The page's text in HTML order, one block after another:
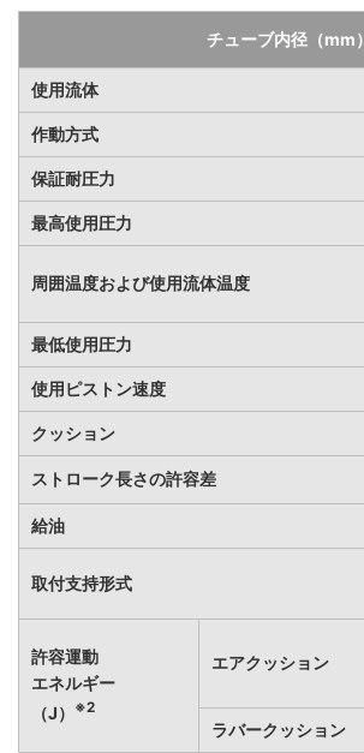
チューブ内径（mm）
使用流体
作動方式
保証耐圧力
最高使用圧力
周囲温度および使用流体温度
最低使用圧力
使用ピストン速度
クッション
ストローク長さの許容差
給油
取付支持形式
許容運動
エネルギー
（J）
※2
エアクッション
ラバークッション